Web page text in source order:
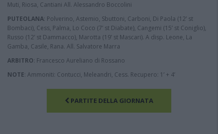
Muti, Riosa, Cantiani All. Alessandro Boccolini
PUTEOLANA: Polverino, Astemio, Sbuttoni, Carboni, Di Paola (12’ st
Bombaci), Cess, Palma, Lo Coco (7’ st Diabate), Cangemi (15’ st Coniglio),
Russo (12’ st Dammacco), Marotta (19’ st Mascari). A disp. Leone, La
Gamba, Casile, Rana. All. Salvatore Marra
ARBITRO: Francesco Aureliano di Rossano
NOTE: Ammoniti: Contucci, Meleandri, Cess. Recupero: 1’ + 4’
PARTITE DELLA GIORNATA